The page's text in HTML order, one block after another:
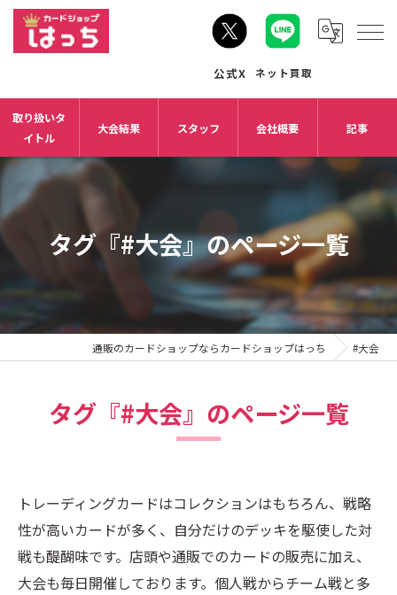
取り扱いタ
イトル
大会結果 スタッフ 会社概要 記事
タグ『#大会』のページ一覧
通販のカードショップならカードショップはっち #大会
タグ『#大会』のページ一覧
トレーディングカードはコレクションはもちろん、戦略
性が高いカードが多く、自分だけのデッキを駆使した対
戦も醍醐味です。店頭や通販でのカードの販売に加え、
大会も毎日開催しております。個人戦からチーム戦と多